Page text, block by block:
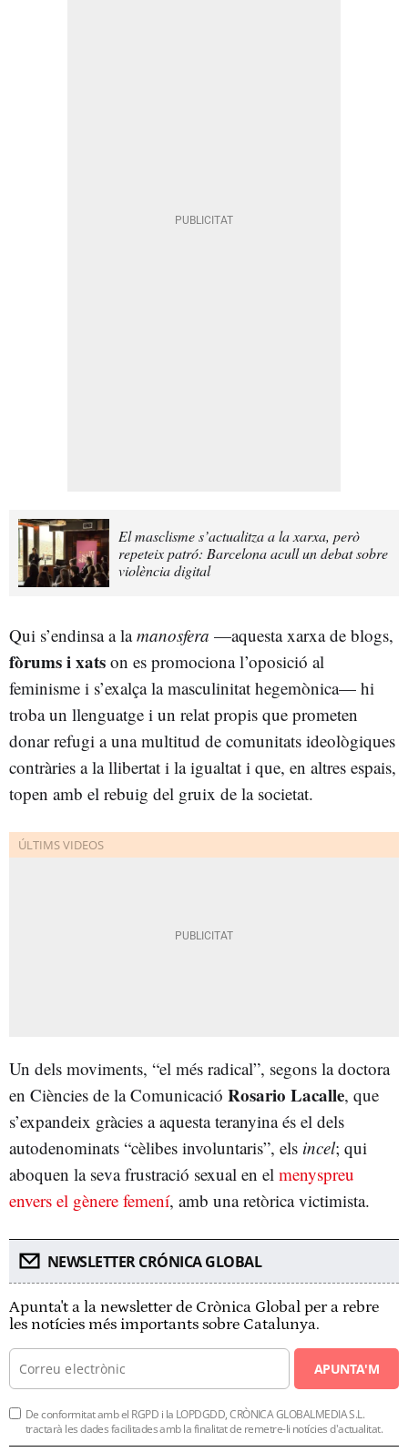
El masclisme s’actualitza a la xarxa, però
repeteix patró: Barcelona acull un debat sobre
violència digital
Qui s’endinsa a lamanosfera —aquesta xarxa de blogs,
fòrums i xats on es promociona l’oposició al
feminisme i s’exalça la masculinitat hegemònica— hi
troba un llenguatge i un relat propis que prometen
donar refugi a una multitud de comunitats ideològiques
contràries a la llibertat i la igualtat i que, en altres espais,
topen amb el rebuig del gruix de la societat.
Un dels moviments, “el més radical”, segons la doctora
en Ciències de la Comunicació Rosario Lacalle, que
s’expandeix gràcies a aquesta teranyina és el dels
autodenominats “cèlibes involuntaris”, els incel; qui
aboquen la seva frustració sexual en el menyspreu
envers el gènere femení, amb una retòrica victimista.
NEWSLETTER CRÓNICA GLOBAL
Apunta't a la newsletter de Crònica Global per a rebre
les notícies més importants sobre Catalunya.
APUNTA'M
De conformitat amb el RGPD i la LOPDGDD, CRÒNICA GLOBALMEDIA S.L.
tractarà les dades facilitades amb la finalitat de remetre-li notícies d'actualitat.